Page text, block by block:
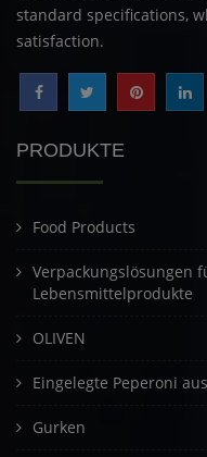
standard specifications,
satisfaction.
PRODUKTE
Food Products
Verpackungslösungen
Lebensmittelprodukte
OLIVEN
Eingelegte Peperoni
Gurken